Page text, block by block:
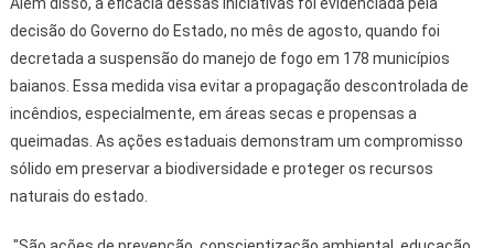
Além disso, a eficácia dessas iniciativas foi evidenciada pela
decisão do Governo do Estado, no mês de agosto, quando foi
decretada a suspensão do manejo de fogo em 178 municípios
baianos. Essa medida visa evitar a propagação descontrolada de
incêndios, especialmente, em áreas secas e propensas a
queimadas. As ações estaduais demonstram um compromisso
sólido em preservar a biodiversidade e proteger os recursos
naturais do estado.